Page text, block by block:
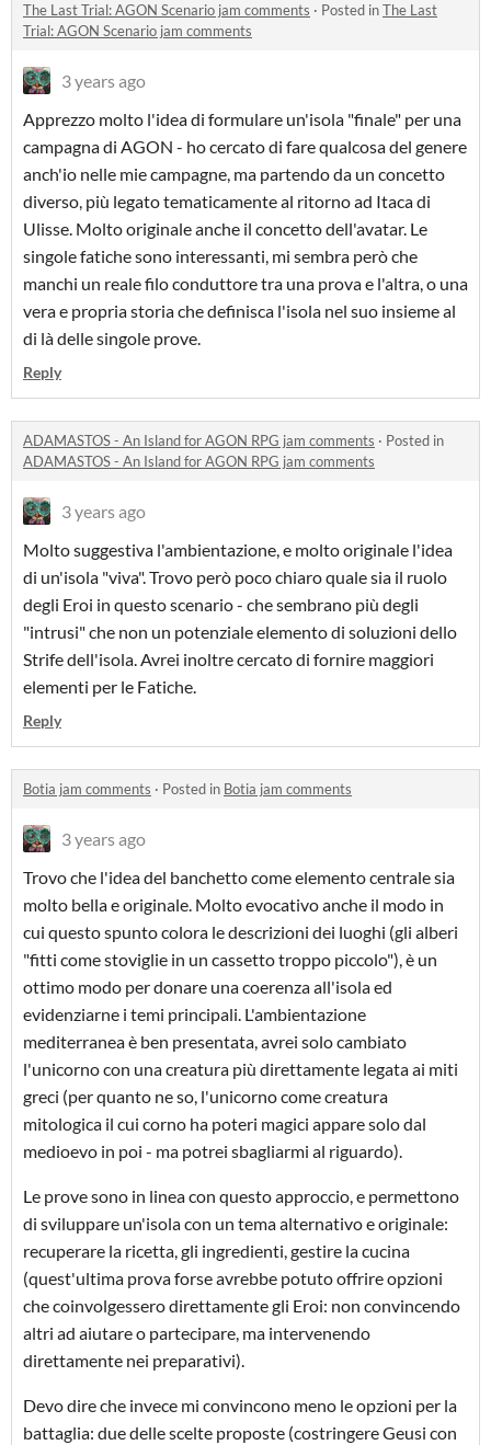
The Last Trial: AGON Scenario jam comments · Posted inThe Last
Trial: AGON Scenario jam comments
3 years ago
Apprezzo molto l'idea di formulare un'isola "finale" per una
campagna di AGON - ho cercato di fare qualcosa del genere
anch'io nelle mie campagne, ma partendo da un concetto
diverso, più legato tematicamente al ritorno ad Itaca di
Ulisse. Molto originale anche il concetto dell'avatar. Le
singole fatiche sono interessanti, mi sembra però che
manchi un reale filo conduttore tra una prova e l'altra, o una
vera e propria storia che definisca l'isola nel suo insieme al
di là delle singole prove.
Reply
ADAMASTOS - An Island for AGON RPG jam comments · Posted in
ADAMASTOS - An Island for AGON RPG jam comments
3 years ago
Molto suggestiva l'ambientazione, e molto originale l'idea
di un'isola "viva". Trovo però poco chiaro quale sia il ruolo
degli Eroi in questo scenario - che sembrano più degli
"intrusi" che non un potenziale elemento di soluzioni dello
Strife dell'isola. Avrei inoltre cercato di fornire maggiori
elementi per le Fatiche.
Reply
Botia jam comments · Posted in Botia jam comments
3 years ago
Trovo che l'idea del banchetto come elemento centrale sia
molto bella e originale. Molto evocativo anche il modo in
cui questo spunto colora le descrizioni dei luoghi (gli alberi
"fitti come stoviglie in un cassetto troppo piccolo"), è un
ottimo modo per donare una coerenza all'isola ed
evidenziarne i temi principali. L'ambientazione
mediterranea è ben presentata, avrei solo cambiato
l'unicorno con una creatura più direttamente legata ai miti
greci (per quanto ne so, l'unicorno come creatura
mitologica il cui corno ha poteri magici appare solo dal
medioevo in poi - ma potrei sbagliarmi al riguardo).
Le prove sono in linea con questo approccio, e permettono
di sviluppare un'isola con un tema alternativo e originale:
recuperare la ricetta, gli ingredienti, gestire la cucina
(quest'ultima prova forse avrebbe potuto offrire opzioni
che coinvolgessero direttamente gli Eroi: non convincendo
altri ad aiutare o partecipare, ma intervenendo
direttamente nei preparativi).
Devo dire che invece mi convincono meno le opzioni per la
battaglia: due delle scelte proposte (costringere Geusi con